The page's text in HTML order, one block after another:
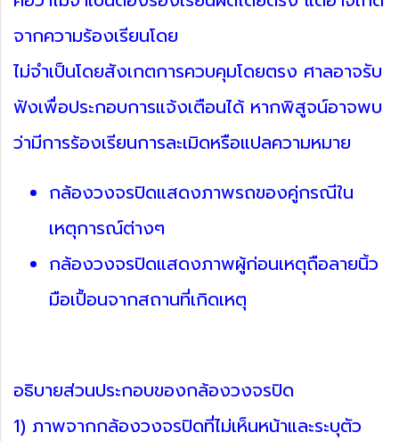
จากความร้องเรียนโดย
ไม่จำเป็นโดยสังเกตการควบคุมโดยตรง ศาลอาจรับ
ฟังเพื่อประกอบการแจ้งเตือนได้ หากพิสูจน์อาจพบ
ว่ามีการร้องเรียนการละเมิดหรือแปลความหมาย
กล้องวงจรปิดแสดงภาพรถของคู่กรณีใน
เหตุการณ์ต่างๆ
กล้องวงจรปิดแสดงภาพผู้ก่อนเหตุถือลายนิ้ว
มือเปื้อนจากสถานที่เกิดเหตุ
อธิบายส่วนประกอบของกล้องวงจรปิด
1) ภาพจากกล้องวงจรปิดที่ไม่เห็นหน้าและระบุตัว